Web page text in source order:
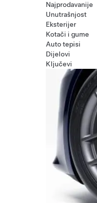
Najprodavanije
Unutrašnjost
Eksterijer
Kotači i gume
Auto tepisi
Dijelovi
Ključevi